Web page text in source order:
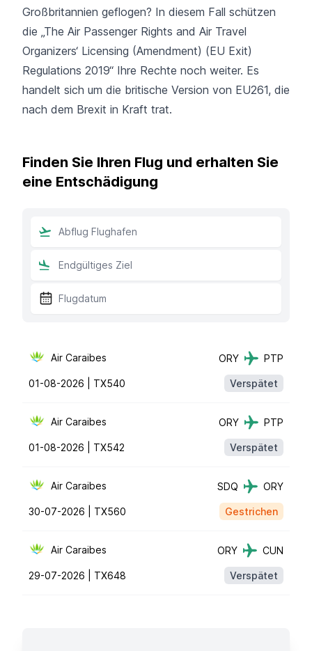
Großbritannien geflogen? In diesem Fall schützen
die „The Air Passenger Rights and Air Travel
Organizers‘ Licensing (Amendment) (EU Exit)
Regulations 2019“ Ihre Rechte noch weiter. Es
handelt sich um die britische Version von EU261, die
nach dem Brexit in Kraft trat.
Finden Sie Ihren Flug und erhalten Sie
eine Entschädigung
Air Caraibes ORY PTP
01-08-2026 | TX540 Verspätet
Air Caraibes ORY PTP
01-08-2026 | TX542 Verspätet
Air Caraibes SDQ ORY
30-07-2026 | TX560 Gestrichen
Air Caraibes ORY CUN
29-07-2026 | TX648 Verspätet